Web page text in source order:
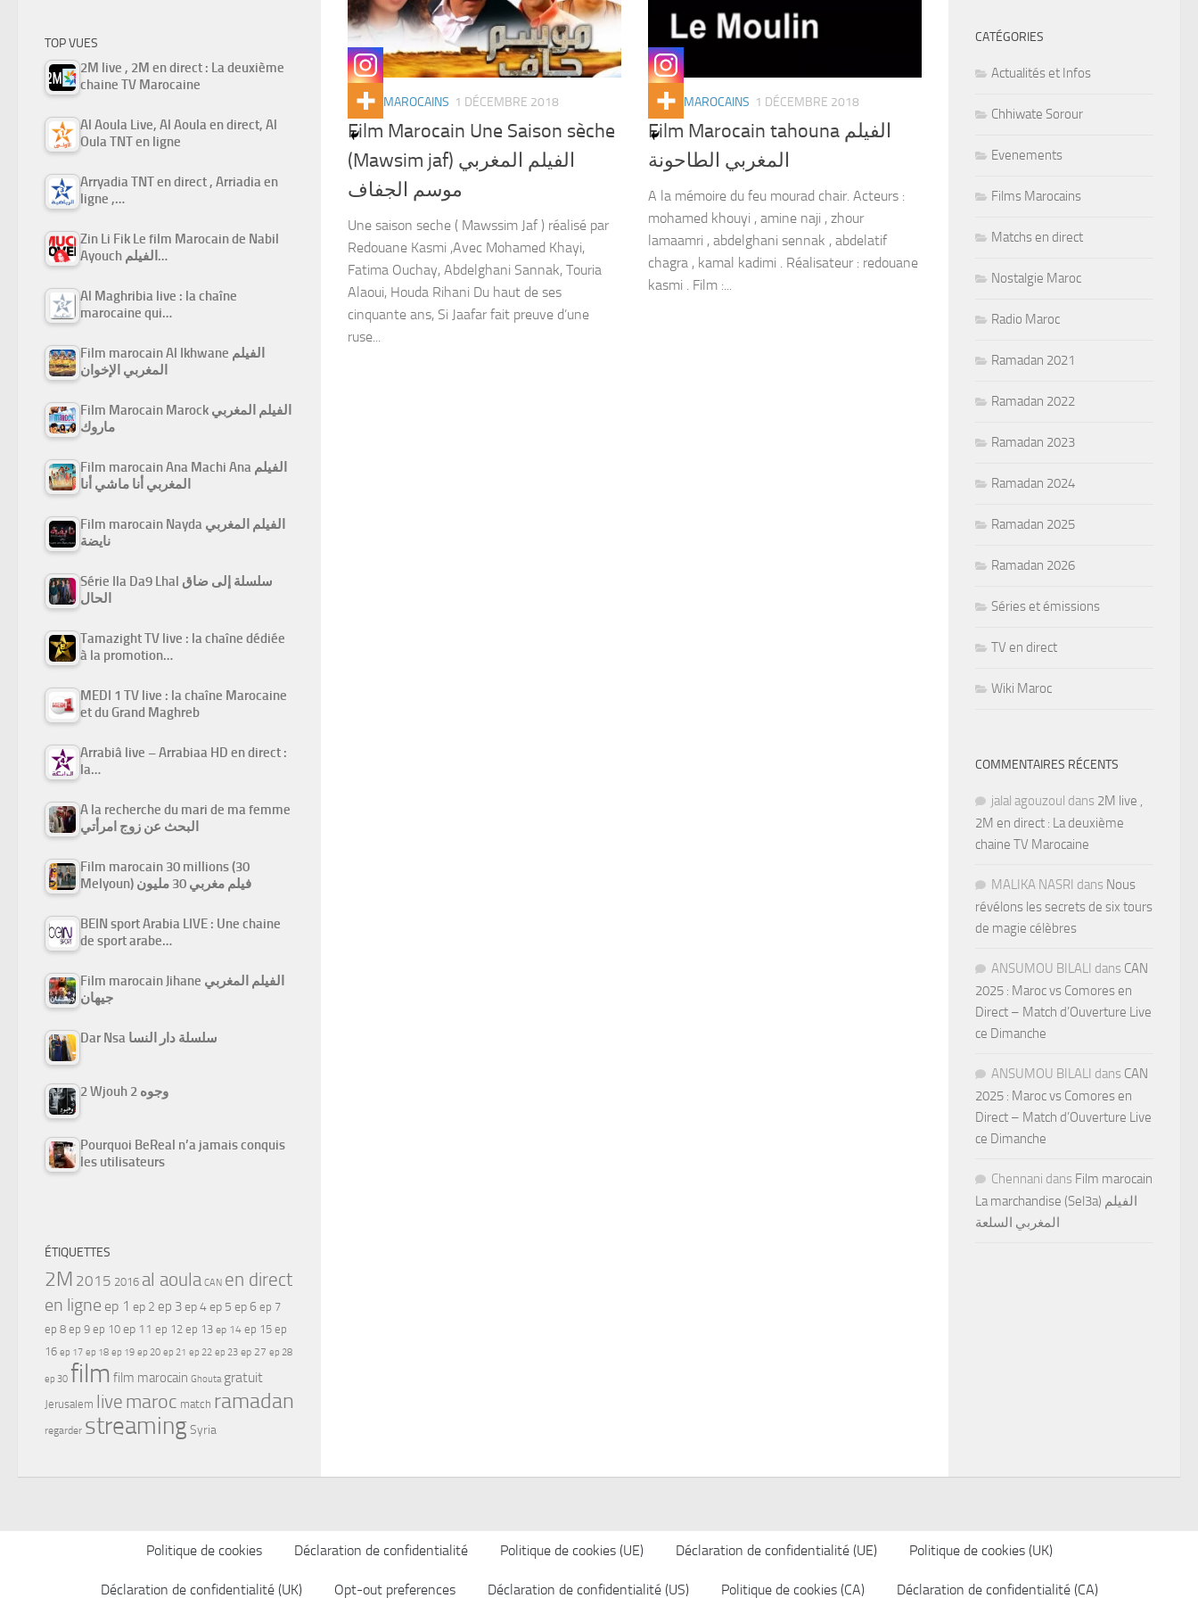
FILMS MAROCAINS 1 DÉCEMBRE 2018
Film Marocain Une Saison sèche
(Mawsim jaf) الفيلم المغربي
موسم الجفاف
Une saison seche ( Mawssim Jaf ) réalisé par
Redouane Kasmi ,Avec Mohamed Khayi,
Fatima Ouchay, Abdelghani Sannak, Touria
Alaoui, Houda Rihani Du haut de ses
cinquante ans, Si Jaafar fait preuve d’une
ruse...
FILMS MAROCAINS 1 DÉCEMBRE 2018
Film Marocain tahouna الفيلم
المغربي الطاحونة
A la mémoire du feu mourad chair. Acteurs :
mohamed khouyi , amine naji , zhour
lamaamri , abdelghani sennak , abdelatif
chagra , kamal kadimi . Réalisateur : redouane
kasmi . Film :...
TOP VUES
2M live , 2M en direct : La deuxième
chaine TV Marocaine
Al Aoula Live, Al Aoula en direct, Al
Oula TNT en ligne
Arryadia TNT en direct , Arriadia en
ligne ,…
Zin Li Fik Le film Marocain de Nabil
Ayouch الفيلم…
Al Maghribia live : la chaîne
marocaine qui…
Film marocain Al Ikhwane الفيلم
المغربي الإخوان
Film Marocain Marock الفيلم المغربي
ماروك
Film marocain Ana Machi Ana الفيلم
المغربي أنا ماشي أنا
Film marocain Nayda الفيلم المغربي
نايضة
Série Ila Da9 Lhal سلسلة إلى ضاق
الحال
Tamazight TV live : la chaîne dédiée
à la promotion…
MEDI 1 TV live : la chaîne Marocaine
et du Grand Maghreb
Arrabiâ live – Arrabiaa HD en direct :
la…
A la recherche du mari de ma femme
البحث عن زوج امرأتي
Film marocain 30 millions (30
Melyoun) فيلم مغربي 30 مليون
BEIN sport Arabia LIVE : Une chaine
de sport arabe…
Film marocain Jihane الفيلم المغربي
جيهان
Dar Nsa سلسلة دار النسا
2 Wjouh 2 وجوه
Pourquoi BeReal n’a jamais conquis
les utilisateurs
ÉTIQUETTES
2M 2015 2016 al aoula CAN en direct
en ligne ep 1 ep 2 ep 3ep 4ep 5 ep 6 ep 7
ep 8 ep 9 ep 10 ep 11 ep 12 ep 13 ep 14 ep 15 ep
16 ep 17 ep 18 ep 19 ep 20 ep 21 ep 22 ep 23 ep 27 ep 28
ep 30 film film marocain Ghouta gratuit
Jerusalem live maroc match ramadan
regarder streamingSyria
CATÉGORIES
Actualités et Infos
Chhiwate Sorour
Evenements
Films Marocains
Matchs en direct
Nostalgie Maroc
Radio Maroc
Ramadan 2021
Ramadan 2022
Ramadan 2023
Ramadan 2024
Ramadan 2025
Ramadan 2026
Séries et émissions
TV en direct
Wiki Maroc
COMMENTAIRES RÉCENTS
jalal agouzoul dans 2M live ,
2M en direct : La deuxième
chaine TV Marocaine
MALIKA NASRI dans Nous
révélons les secrets de six tours
de magie célèbres
ANSUMOU BILALI dans CAN
2025 : Maroc vs Comores en
Direct – Match d’Ouverture Live
ce Dimanche
ANSUMOU BILALI dans CAN
2025 : Maroc vs Comores en
Direct – Match d’Ouverture Live
ce Dimanche
Chennani dans Film marocain
La marchandise (Sel3a) الفيلم
المغربي السلعة
Politique de cookies Déclaration de confidentialité Politique de cookies (UE) Déclaration de confidentialité (UE) Politique de cookies (UK)
Déclaration de confidentialité (UK) Opt-out preferences Déclaration de confidentialité (US) Politique de cookies (CA) Déclaration de confidentialité (CA)